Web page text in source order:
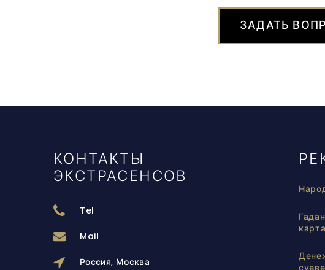
ЗАДАТЬ
КОНТАКТЫ
ЭКСТРАСЕНСОВ
Tel
Mail
Россия, Москва